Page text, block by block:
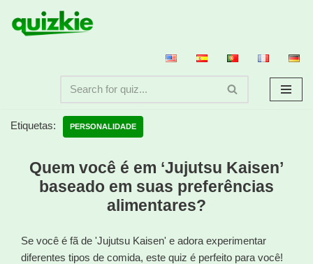
Avançar
Etiquetas: PERSONALIDADE
Quem você é em ‘Jujutsu Kaisen’
baseado em suas preferências
alimentares?
Se você é fã de 'Jujutsu Kaisen' e adora experimentar
diferentes tipos de comida, este quiz é perfeito para você!